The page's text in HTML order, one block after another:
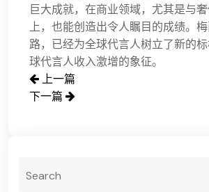
巨大成就，在商业领域，尤其是与
上，也能创造出令人瞩目的成绩。
路，已经为全球代言人树立了新的
球代言人收入激增的象征。
上一篇
下一篇